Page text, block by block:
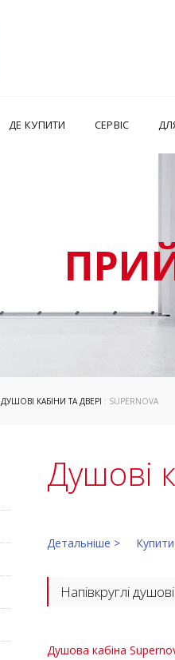
ДЕ КУПИТИ СЕРВІС
ДУШОВІ КАБІНИ ТА ДВЕРІ : SUPERNOVA
Душові
Детальніше >
Напівкруглі
Душова кабіна